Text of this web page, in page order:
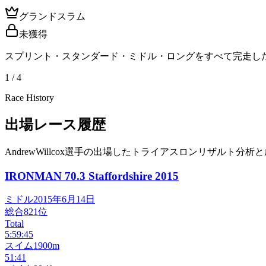
グランドスラム
未獲得
スプリント・スタンダード・ミドル・ロングをすべて完走し
1 / 4
Race History
出場レース履歴
AndrewWillcox選手の出場したトライアスロンリザルト分析
IRONMAN 70.3 Staffordshire 2015
ミドル2015年6月14日
総合821位
Total
5:59:45
スイム1900m
51:41